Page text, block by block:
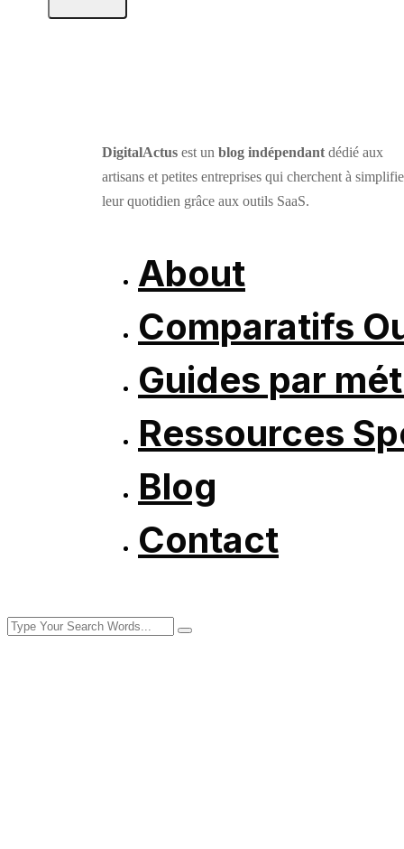
DigitalActus est un blog indépendant dédié aux
artisans et petites entreprises qui cherchent à
leur quotidien grâce aux outils SaaS.
About
Comparatifs
Guides par
Ressources
Blog
Contact